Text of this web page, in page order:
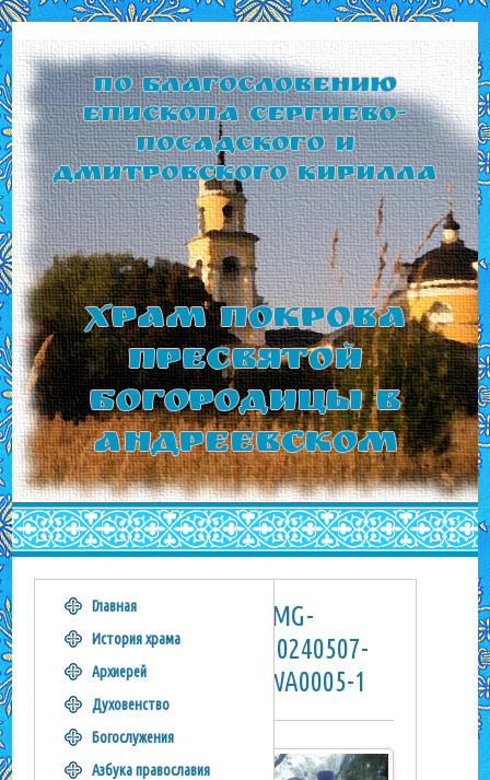
По благословению
Епископа Сергиево-
Посадского и
Дмитровского Кирилла
Храм Покрова
Пресвятой
Богородицы в
Андреевском
IMG-
20240507-
WA0005-1
Главная
История храма
Архиерей
Духовенство
Богослужения
Азбука православия